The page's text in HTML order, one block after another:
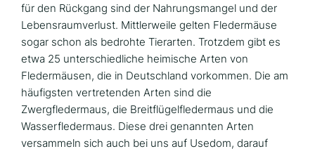
für den Rückgang sind der Nahrungsmangel und der
Lebensraumverlust. Mittlerweile gelten Fledermäuse
sogar schon als bedrohte Tierarten. Trotzdem gibt es
etwa 25 unterschiedliche heimische Arten von
Fledermäusen, die in Deutschland vorkommen. Die am
häufigsten vertretenden Arten sind die
Zwergfledermaus, die Breitflügelfledermaus und die
Wasserfledermaus. Diese drei genannten Arten
versammeln sich auch bei uns auf Usedom, darauf